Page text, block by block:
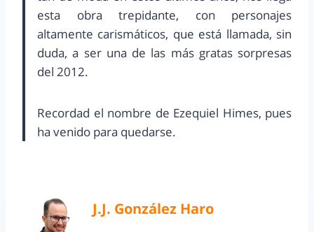
esta obra trepidante, con personajes
altamente carismáticos, que está llamada, sin
duda, a ser una de las más gratas sorpresas
del 2012.
Recordad el nombre de Ezequiel Himes, pues
ha venido para quedarse.
J.J. González Haro